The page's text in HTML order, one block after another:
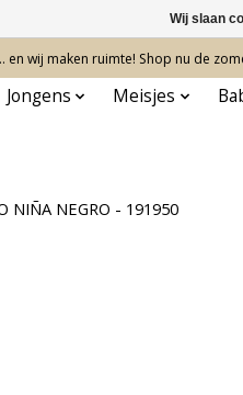
wij maken ruimte! Shop nu de
Jongens Meisjes
NIÑA NEGRO - 191950
Wij slaan